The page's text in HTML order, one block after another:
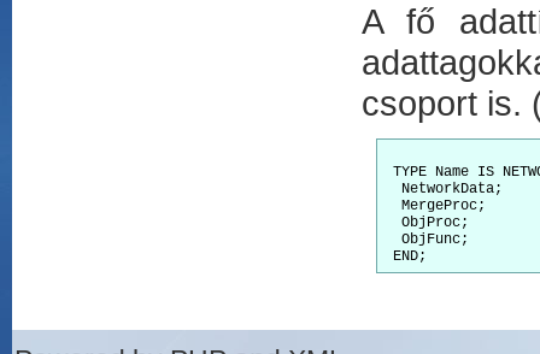
A fő
csoport is.
TYPE Name IS
  NetworkData;
  MergeProc;
  ObjProc;
  ObjFunc;